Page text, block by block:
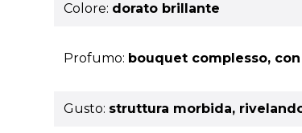
Colore: dorato brillante
Profumo: bouquet complesso,
Gusto: struttura morbida,